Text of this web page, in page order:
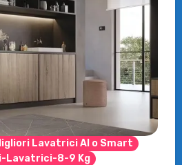
Lavatrici AI o Smart
Lavatrici-8-9 Kg